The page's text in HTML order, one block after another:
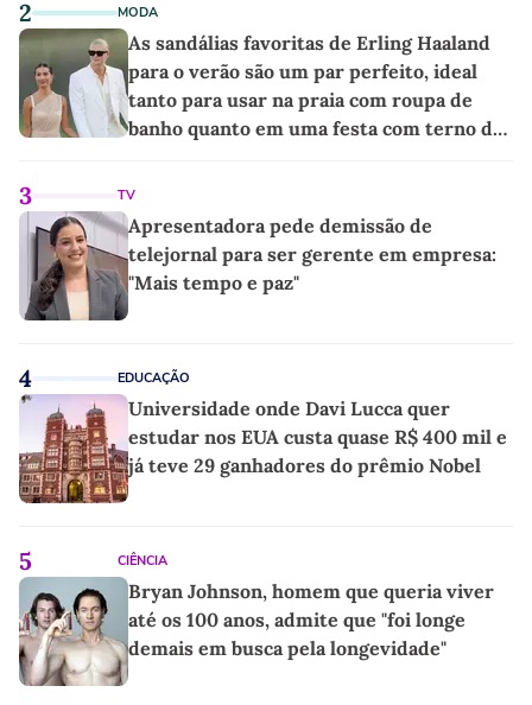
2 MODA
As sandálias favoritas de Erling Haaland
para o verão são um par perfeito, ideal
tanto para usar na praia com roupa de
banho quanto em uma festa com terno de
3 TV
Apresentadora pede demissão de
telejornal para ser gerente em empresa:
"Mais tempo e paz"
4 EDUCAÇÃO
Universidade onde Davi Lucca quer
estudar nos EUA custa quase R$ 400 mil e
já teve 29 ganhadores do prêmio Nobel
5 CIÊNCIA
Bryan Johnson, homem que queria viver
até os 100 anos, admite que "foi longe
demais em busca pela longevidade"